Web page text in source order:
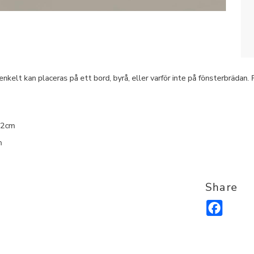
kan placeras på ett bord, byrå, eller varför inte på
Share